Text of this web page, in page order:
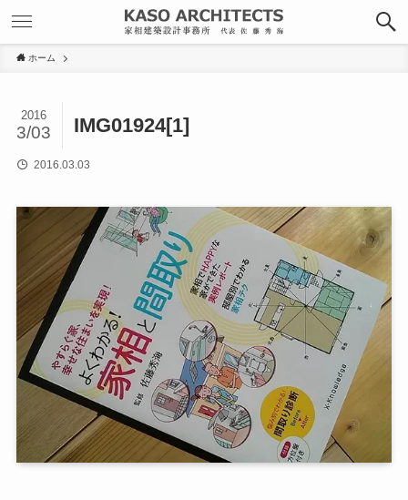
ホーム
IMG01924[1]
2016
3/03
2016.03.03